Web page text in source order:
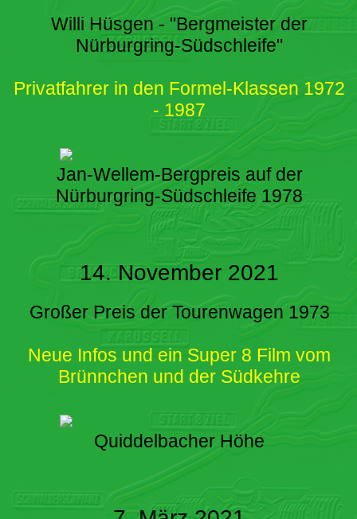
Willi Hüsgen - "Bergmeister der
Nürburgring-Südschleife"
Privatfahrer in den Formel-Klassen 1972
- 1987
Jan-Wellem-Bergpreis auf der
Nürburgring-Südschleife 1978
14. November 2021
Großer Preis der Tourenwagen 1973
Neue Infos und ein Super 8 Film vom
Brünnchen und der Südkehre
Quiddelbacher Höhe